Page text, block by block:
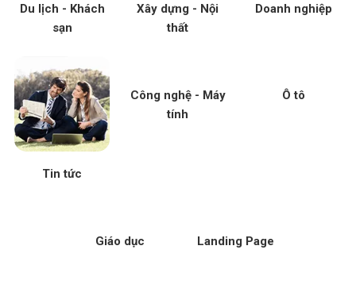
Du lịch - Khách
sạn
Xây dựng - Nội
thất
Doanh nghiệp
Tin tức
Công nghệ - Máy
tính
Ô tô
Giáo dục Landing Page